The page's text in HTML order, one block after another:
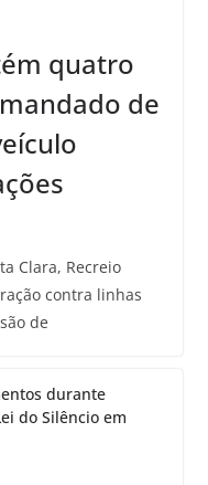
quatro
de
Clara, Recreio
contra linhas
de
durante
do Silêncio em